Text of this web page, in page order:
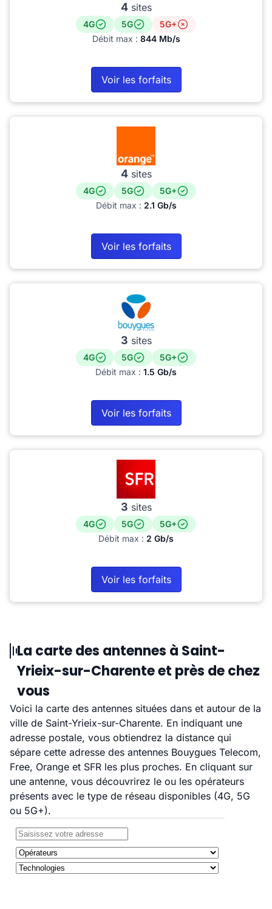
4sites
4G 5G
5G+
Débit max : 844 Mb/s
Voir les forfaits
4sites
4G 5G
5G+
Débit max : 2.1 Gb/s
Voir les forfaits
3 sites
4G 5G
5G+
Débit max : 1.5 Gb/s
Voir les forfaits
3 sites
4G 5G
5G+
Débit max : 2 Gb/s
Voir les forfaits
La carte des antennes à Saint-
Yrieix-sur-Charente et près de chez
vous
Voici la carte des antennes situées dans et autour de la
ville de Saint-Yrieix-sur-Charente. En indiquant une
adresse postale, vous obtiendrez la distance qui
sépare cette adresse des antennes Bouygues Telecom,
Free, Orange et SFR les plus proches. En cliquant sur
une antenne, vous découvrirez le ou les opérateurs
présents avec le type de réseau disponibles (4G, 5G
ou 5G+).